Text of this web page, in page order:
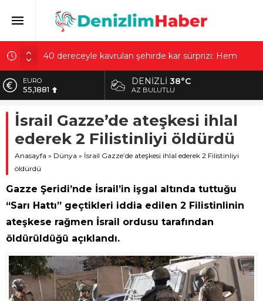
40 dereceyle kavrulan şehirde kar sürprizi: Hem
güneşlendiler hem kaydılar
Sultangazi’de temel kazısında korkutan olay! 4 bina
Çiçek Pasajı’nda tartışma yaratan görüntü: Son hali
Hattuşa’nın altında ne var? Bilim insanları Çorum’da
5 noktaya yoğunlaştı
Anıtkabir ziyaretiyle tanındılar! Bakanlıktan Doğan
EURO
55,1881
6.660,55
BİST
DOLAR
DENIZLI38°C
AZ BULUTLU
İsrail Gazze’de ateşkesi ihlal
ederek 2 Filistinliyi öldürdü
Anasayfa » Dünya » İsrail Gazze’de ateşkesi ihlal ederek 2 Filistinliyi
öldürdü
Gazze Şeridi’nde İsrail’in işgal altında tuttuğu
“Sarı Hattı” geçtikleri iddia edilen 2 Filistinlinin
ateşkese rağmen İsrail ordusu tarafından
öldürüldüğü açıklandı.